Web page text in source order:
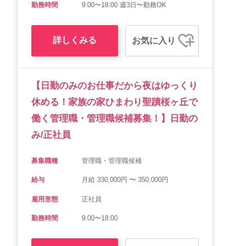
勤務時間 9:00〜18:00 週3日〜勤務OK
詳しくみる お気に入り
【日勤のみのお仕事だから夜はゆっくり
休める！家族の家ひまわり聖蹟桜ヶ丘で
働く管理職・管理職候補募集！】日勤の
み/正社員
募集職種 管理職・管理職候補
給与 月給 330,000円 〜 350,000円
雇用形態 正社員
勤務時間 9:00〜18:00